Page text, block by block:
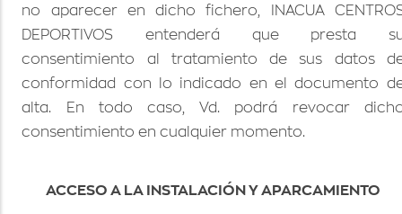
no aparecer en dicho fichero, INACUA
DEPORTIVOS entenderá que presta
consentimiento al tratamiento de sus datos
conformidad con lo indicado en el documento
alta. En todo caso, Vd. podrá revocar
consentimiento en cualquier momento.
ACCESO A LA INSTALACIÓN Y APARCAMIENTO